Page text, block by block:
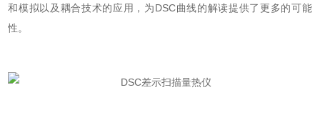
和模拟以及耦合技术的应用，为DSC曲线的解读提供了更多的可能
性。